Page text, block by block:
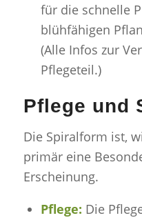
für die schnelle
blühfähigen
(Alle Infos zur
Pflegeteil.)
Pflege und
Die Spiralform ist,
primär eine
Erscheinung.
Pflege: Die